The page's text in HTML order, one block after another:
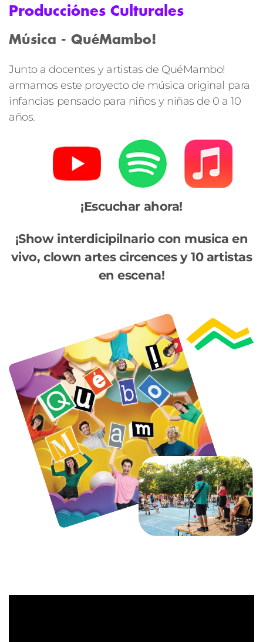
Producciónes Culturales
Música - QuéMambo!
Junto a docentes y artistas de QuéMambo!
armamos este proyecto de música original para
infancias pensado para niños y niñas de 0 a 10
años.
¡Escuchar ahora!
¡Show interdicipilnario con musica en
vivo, clown artes circences y 10 artistas
en escena!